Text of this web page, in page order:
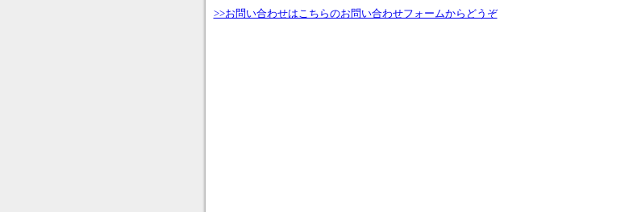
>>お問い合わせはこちらのお問い合わせフォームからどうぞ